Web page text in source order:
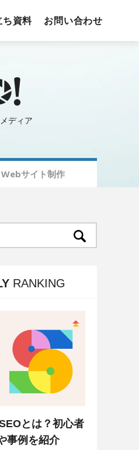
ち資料 お問い合わせ
ディア
Webサイト制作
RANKING
とは？初心者
事例を紹介